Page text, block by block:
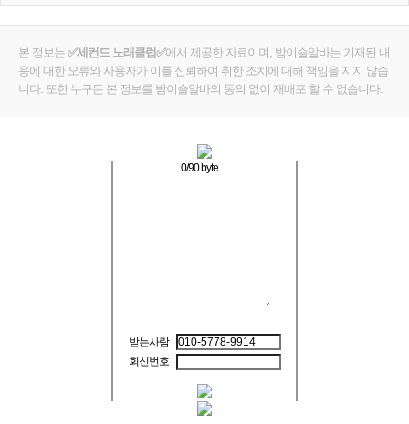
본 정보는 ✅세컨드 노래클럽✅에서 제공한 자료이며, 밤이슬알바는 기재된 내
용에 대한 오류와 사용자가 이를 신뢰하여 취한 조치에 대해 책임을 지지 않습
니다. 또한 누구든 본 정보를 밤이슬알바의 동의 없이 재배포 할 수 없습니다.
0/90 byte
받는사람
회신번호